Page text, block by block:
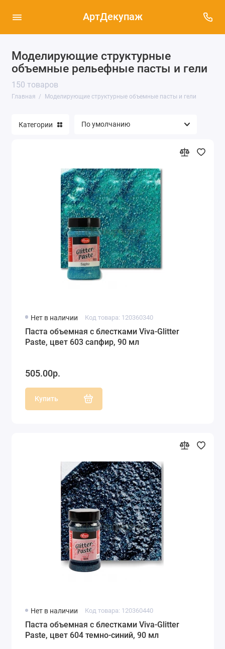
АртДекупаж
Моделирующие структурные
объемные рельефные пасты и гели
150 товаров
Главная Моделирующие структурные объемные пасты и гели
Категории
Нет в наличии Код товара: 120360340
Паста объемная с блестками Viva-Glitter
Paste, цвет 603 сапфир, 90 мл
505.00р.
Купить
Нет в наличии Код товара: 120360440
Паста объемная с блестками Viva-Glitter
Paste, цвет 604 темно-синий, 90 мл